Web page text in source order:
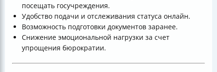
посещать госучреждения.
Удобство подачи и отслеживания статуса онлайн.
Возможность подготовки документов заранее.
Снижение эмоциональной нагрузки за счет
упрощения бюрократии.